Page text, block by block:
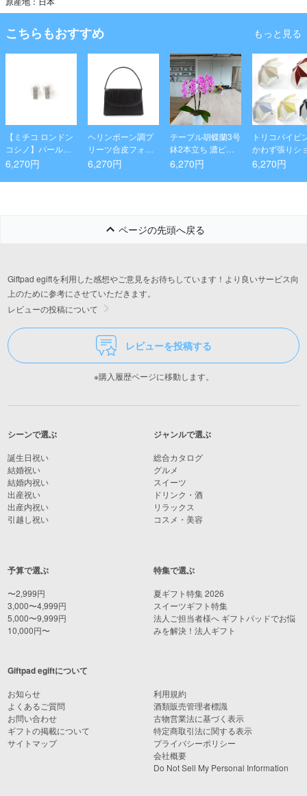
こちらもおすすめ もっと見る
【ミチコ ロンドン
コシノ】パール＆
キュービックジル
6,270円
ヘリンボーン調プ
リーツ合皮フォー
マルバッグ
6,270円
テーブル胡蝶蘭3号
鉢2本立ち 濃ピン
ク
6,270円
トリコパイピ
かわず張りシ
ト折りたたみ
6,270円
ページの先頭へ戻る
Giftpad egiftを利用した感想やご意見をお待ちしています！より良いサービス向
上のために参考にさせていただきます。
レビューの投稿について
レビューを投稿する
※購入履歴ページに移動します。
シーンで選ぶ
誕生日祝い
結婚祝い
結婚内祝い
出産祝い
出産内祝い
引越し祝い
予算で選ぶ
〜2,999円
3,000〜4,999円
5,000〜9,999円
10,000円〜
ジャンルで選ぶ
総合カタログ
グルメ
スイーツ
ドリンク・酒
リラックス
コスメ・美容
特集で選ぶ
夏ギフト特集 2026
スイーツギフト特集
法人ご担当者様へ ギフトパッドでお悩
みを解決！法人ギフト
Giftpad egiftについて
お知らせ
よくあるご質問
お問い合わせ
ギフトの掲載について
サイトマップ
利用規約
酒類販売管理者標識
古物営業法に基づく表示
特定商取引法に関する表示
プライバシーポリシー
会社概要
Do Not Sell My Personal Information